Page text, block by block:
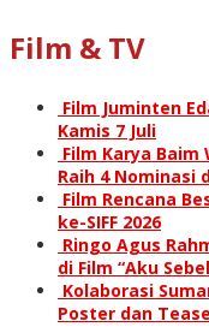
Film & TV
Film Juminten
Kamis 7 Juli
Film Karya Baim
Raih 4 Nominasi
Film Rencana
ke-SIFF 2026
Ringo Agus
di Film “Aku
Kolaborasi
Poster dan